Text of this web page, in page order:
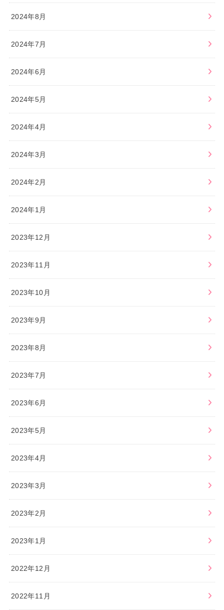
2024年8月
2024年7月
2024年6月
2024年5月
2024年4月
2024年3月
2024年2月
2024年1月
2023年12月
2023年11月
2023年10月
2023年9月
2023年8月
2023年7月
2023年6月
2023年5月
2023年4月
2023年3月
2023年2月
2023年1月
2022年12月
2022年11月